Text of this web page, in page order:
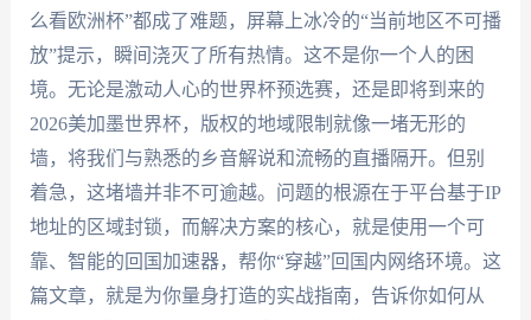
么看欧洲杯”都成了难题，屏幕上冰冷的“当前地区不可播
放”提示，瞬间浇灭了所有热情。这不是你一个人的困
境。无论是激动人心的世界杯预选赛，还是即将到来的
2026美加墨世界杯，版权的地域限制就像一堵无形的
墙，将我们与熟悉的乡音解说和流畅的直播隔开。但别
着急，这堵墙并非不可逾越。问题的根源在于平台基于IP
地址的区域封锁，而解决方案的核心，就是使用一个可
靠、智能的回国加速器，帮你“穿越”回国内网络环境。这
篇文章，就是为你量身打造的实战指南，告诉你如何从